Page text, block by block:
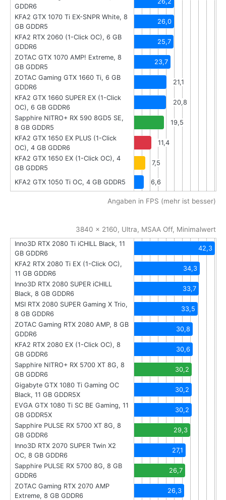
GDDR6
KFA2 GTX 1070 Ti EX-SNPR White, 8
GB GDDR5
26,0
KFA2 RTX 2060 (1-Click OC), 6 GB
GDDR6
25,7
ZOTAC GTX 1070 AMP! Extreme, 8
GB GDDR5
23,7
ZOTAC Gaming GTX 1660 Ti, 6 GB
GDDR6
21,1
KFA2 GTX 1660 SUPER EX (1-Click
OC), 6 GB GDDR6
20,8
Sapphire NITRO+ RX 590 8GD5 SE,
8 GB GDDR5
19,5
KFA2 GTX 1650 EX PLUS (1-Click
OC), 4 GB GDDR6
11,4
KFA2 GTX 1650 EX (1-Click OC), 4
GB GDDR5
7,5
KFA2 GTX 1050 Ti OC, 4 GB GDDR5 6,6
Angaben in FPS (mehr ist besser)
3840 x 2160, Ultra, MSAA Off, Minimalwert
Inno3D RTX 2080 Ti iCHILL Black, 11
GB GDDR6
42,3
KFA2 RTX 2080 Ti EX (1-Click OC),
11 GB GDDR6
34,3
Inno3D RTX 2080 SUPER iCHILL
Black, 8 GB GDDR6
33,7
MSI RTX 2080 SUPER Gaming X Trio,
8 GB GDDR6
33,5
ZOTAC Gaming RTX 2080 AMP, 8 GB
GDDR6
30,8
KFA2 RTX 2080 EX (1-Click OC), 8
GB GDDR6
30,6
Sapphire NITRO+ RX 5700 XT 8G, 8
GB GDDR6
30,2
Gigabyte GTX 1080 Ti Gaming OC
Black, 11 GB GDDR5X
30,2
EVGA GTX 1080 Ti SC BE Gaming, 11
GB GDDR5X
30,2
Sapphire PULSE RX 5700 XT 8G, 8
GB GDDR6
29,3
Inno3D RTX 2070 SUPER Twin X2
OC, 8 GB GDDR6
27,1
Sapphire PULSE RX 5700 8G, 8 GB
GDDR6
26,7
ZOTAC Gaming RTX 2070 AMP
Extreme, 8 GB GDDR6
26,3